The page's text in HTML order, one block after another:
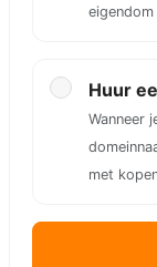
eigendom
Huur
Wanneer
met